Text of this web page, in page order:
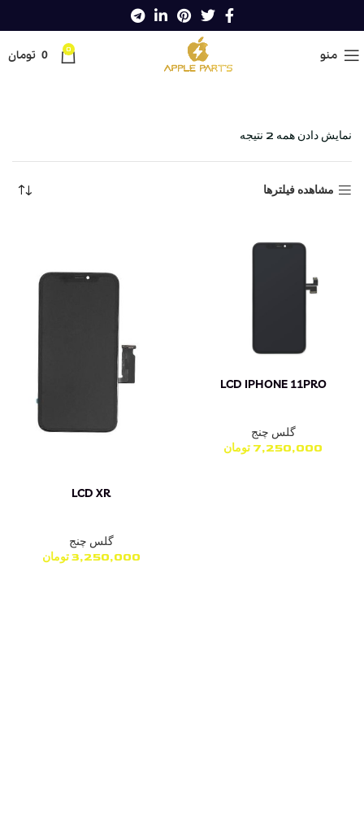
منو 0
0 تومان
نمایش دادن همه 2 نتیجه
مشاهده فیلترها
LCD IPHONE 11PRO
گلس چنج
7,250,000 تومان
LCD XR
گلس چنج
3,250,000 تومان